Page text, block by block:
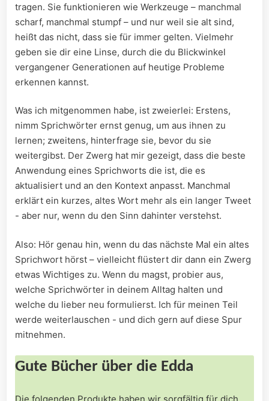
tragen. ​Sie funktionieren wie Werkzeuge – manchmal
scharf, manchmal⁤ stumpf – und nur‍ weil sie ​alt sind,
heißt das nicht, dass sie für immer ⁤gelten. Vielmehr⁤
geben‍ sie⁣ dir eine Linse, durch die​ du Blickwinkel
vergangener Generationen⁢ auf ‌heutige Probleme‍
erkennen kannst.
Was ⁣ich mitgenommen⁢ habe, ist zweierlei: Erstens,
nimm Sprichwörter ernst‍ genug, um aus ihnen zu
lernen;⁢ zweitens,‌ hinterfrage sie, bevor du sie
weitergibst. Der Zwerg hat mir ⁢gezeigt,⁣ dass‌ die beste⁢
Anwendung ‍eines Sprichworts die ist, die es
aktualisiert und an​ den ‌Kontext anpasst. Manchmal
erklärt ein‌ kurzes,⁤ altes Wort mehr als‍ ein langer Tweet
-‍ aber nur,⁣ wenn du den Sinn ‌dahinter verstehst.
Also: Hör⁢ genau ‌hin, ⁢wenn⁣ du das ⁣nächste‍ Mal ein altes
⁣Sprichwort hörst – vielleicht flüstert dir ‌dann ein Zwerg
⁤etwas⁣ Wichtiges‌ zu. Wenn du magst, probier aus,
welche ⁣Sprichwörter in deinem Alltag halten und
welche du lieber neu formulierst. Ich für meinen‍ Teil
werde weiterlauschen ⁣- und dich ​gern ⁢auf diese‌ Spur⁤
mitnehmen.
Gute Bücher über die Edda